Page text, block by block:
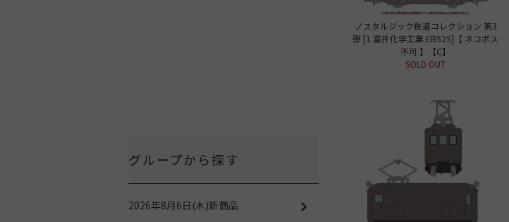
ノスタルジック鉄道コレクション 第3
弾 [1.富井化学工業 EB525]【 ネコポス
不可 】【C】
SOLD OUT
グループから探す
2026年8月6日(木)新商品